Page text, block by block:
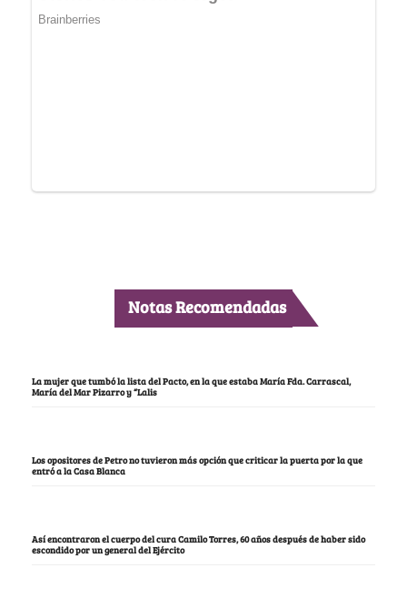
Notas Recomendadas
La mujer que tumbó la lista del Pacto, en la que estaba María Fda. Carrascal,
María del Mar Pizarro y “Lalis
Los opositores de Petro no tuvieron más opción que criticar la puerta por la que
entró a la Casa Blanca
Así encontraron el cuerpo del cura Camilo Torres, 60 años después de haber sido
escondido por un general del Ejército